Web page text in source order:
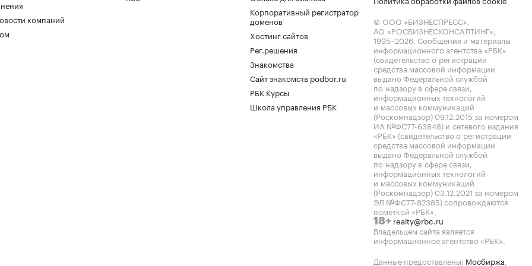
компаний
Корпоративный регистратор
доменов
Хостинг сайтов
Рег.решения
Знакомства
Сайт знакомств podbor.ru
РБК Курсы
Школа управления РБК
© ООО «БИЗНЕСПРЕСС»,
АО «РОСБИЗНЕСКОНСАЛТИНГ»,
1995–2026. Сообщения и материалы
информационного агентства «РБК»
(свидетельство о регистрации
средства массовой информации
выдано Федеральной службой
по надзору в сфере связи,
информационных технологий
и массовых коммуникаций
(Роскомнадзор) 09.12.2015 за номером
ИА №ФС77-63848) и сетевого издания
«РБК» (свидетельство о регистрации
средства массовой информации
выдано Федеральной службой
по надзору в сфере связи,
информационных технологий
и массовых коммуникаций
(Роскомнадзор) 03.12.2021 за номером
ЭЛ №ФС77-82385) сопровождаются
пометкой «РБК».
18+ realty@rbc.ru
Владельцем сайта является
информационное агентство «РБК».
Данные предоставлены: Мосбиржа,